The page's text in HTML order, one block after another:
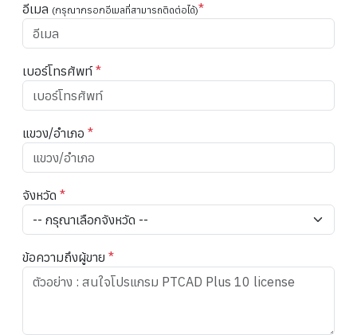
อีเมล (กรุณากรอกอีเมลที่สามารถติดต่อได้)*
เบอร์โทรศัพท์*
แขวง/อำเภอ *
จังหวัด *
ข้อความถึงผู้ขาย *